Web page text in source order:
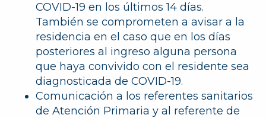
COVID-19 en los últimos 14 días.
También se comprometen a avisar a la
residencia en el caso que en los días
posteriores al ingreso alguna persona
que haya convivido con el residente sea
diagnosticada de COVID-19.
Comunicación a los referentes sanitarios
de Atención Primaria y al referente de